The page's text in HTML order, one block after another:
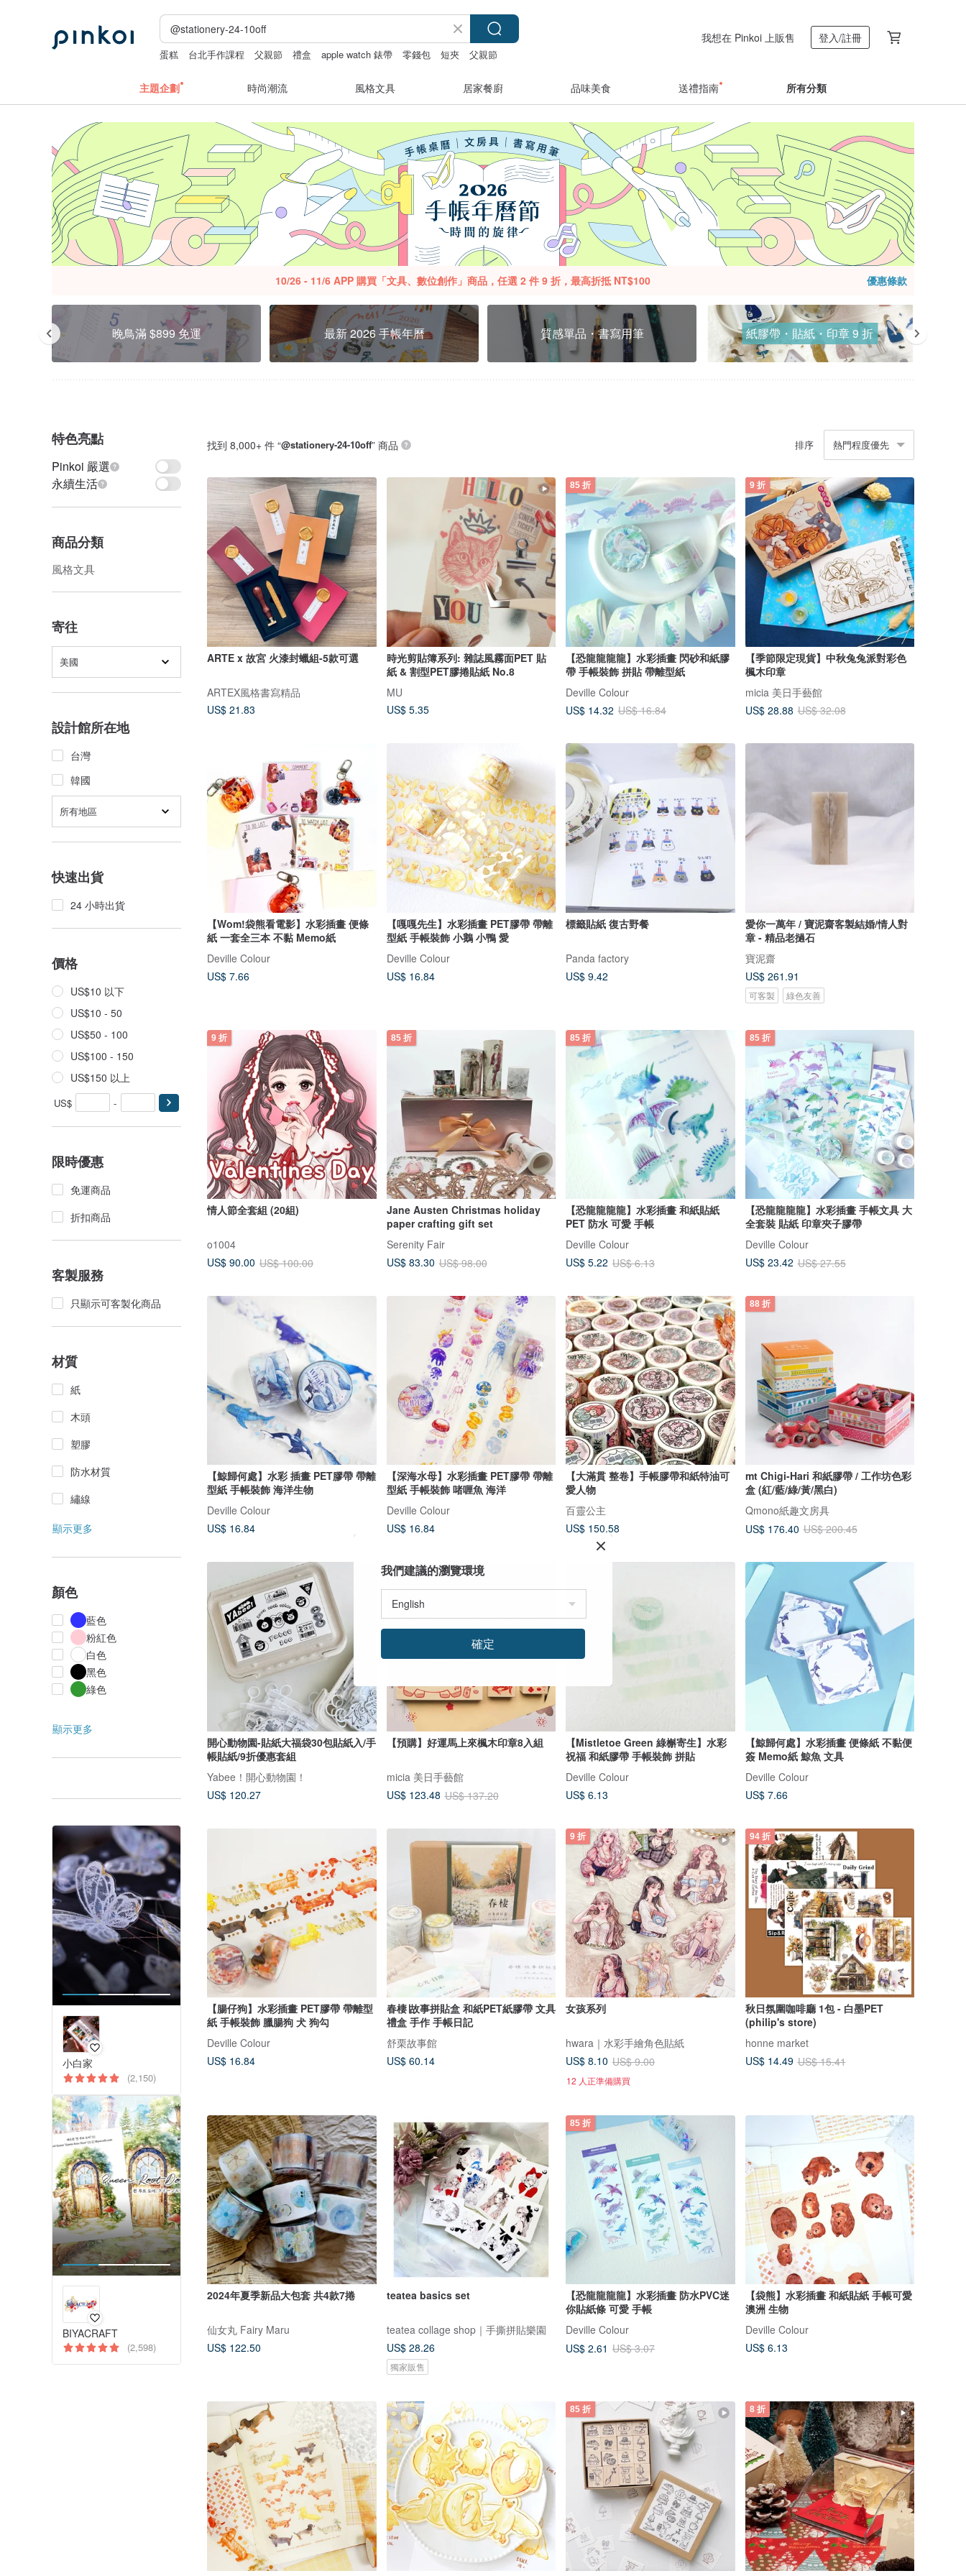
蛋糕 台北手作課程 父親節 禮盒 apple watch 錶帶 零錢包 短夾 父親節
我想在 Pinkoi 上販售 登入/註冊
主題企劃 時尚潮流 風格文具 居家餐廚 品味美食 送禮指南 所有分類
10/26 - 11/6 APP 購買「文具、數位創作」商品，任選 2 件 9 折，最高折抵 NT$100 優惠條款
晚鳥滿 $899 免運 最新 2026 手帳年曆 質感單品・書寫用筆 紙膠帶・貼紙・印章 9 折
特色亮點
Pinkoi 嚴選
永續生活
商品分類
風格文具
寄往
美國
設計館所在地
台灣
韓國
所有地區
快速出貨
24 小時出貨
價格
US$10 以下
US$10 - 50
US$50 - 100
US$100 - 150
US$150 以上
US$ -
限時優惠
免運商品
折扣商品
客製服務
只顯示可客製化商品
材質
紙
木頭
塑膠
防水材質
繡線
顯示更多
顏色
藍色
粉紅色
白色
黑色
綠色
顯示更多
小白家
(2,150)
BIYACRAFT
(2,598)
找到 8,000+ 件 “@stationery-24-10off” 商品 排序 熱門程度優先
ARTE x 故宮 火漆封蠟組-5款可選
ARTEX風格書寫精品
US$ 21.83
時光剪貼簿系列: 雜誌風霧面PET 貼
紙 & 割型PET膠捲貼紙 No.8
MU
US$ 5.35
85 折
【恐龍龍龍龍】水彩插畫 閃砂和紙膠
帶 手帳裝飾 拼貼 帶離型紙
Deville Colour
US$ 14.32 US$ 16.84
9 折
【季節限定現貨】中秋兔兔派對彩色
楓木印章
micia 美日手藝館
US$ 28.88 US$ 32.08
【Wom!袋熊看電影】水彩插畫 便條
紙 一套全三本 不黏 Memo紙
Deville Colour
US$ 7.66
【嘎嘎先生】水彩插畫 PET膠帶 帶離
型紙 手帳裝飾 小鵝 小鴨 愛
Deville Colour
US$ 16.84
標籤貼紙 復古野餐
Panda factory
US$ 9.42
愛你一萬年 / 寶泥齋客製結婚/情人對
章 - 精品老撾石
寶泥齋
US$ 261.91
可客製 綠色友善
9 折
情人節全套組 (20組)
o1004
US$ 90.00 US$ 100.00
85 折
Jane Austen Christmas holiday
paper crafting gift set
Serenity Fair
US$ 83.30 US$ 98.00
85 折
【恐龍龍龍龍】水彩插畫 和紙貼紙
PET 防水 可愛 手帳
Deville Colour
US$ 5.22 US$ 6.13
85 折
【恐龍龍龍龍】水彩插畫 手帳文具 大
全套裝 貼紙 印章夾子膠帶
Deville Colour
US$ 23.42 US$ 27.55
【鯨歸何處】水彩 插畫 PET膠帶 帶離
型紙 手帳裝飾 海洋生物
Deville Colour
US$ 16.84
【深海水母】水彩插畫 PET膠帶 帶離
型紙 手帳裝飾 啫喱魚 海洋
Deville Colour
US$ 16.84
【大滿貫 整卷】手帳膠帶和紙特油可
愛人物
百靈公主
US$ 150.58
88 折
mt Chigi-Hari 和紙膠帶 / 工作坊色彩
盒 (紅/藍/綠/黃/黑白)
Qmono紙趣文房具
US$ 176.40 US$ 200.45
開心動物園-貼紙大福袋30包貼紙入/手
帳貼紙/9折優惠套組
Yabee！開心動物園！
US$ 120.27
9 折
【預購】好運馬上來楓木印章8入組
micia 美日手藝館
US$ 123.48 US$ 137.20
【Mistletoe Green 綠槲寄生】水彩
祝福 和紙膠帶 手帳裝飾 拼貼
Deville Colour
US$ 6.13
【鯨歸何處】水彩插畫 便條紙 不黏便
簽 Memo紙 鯨魚 文具
Deville Colour
US$ 7.66
【腸仔狗】水彩插畫 PET膠帶 帶離型
紙 手帳裝飾 臘腸狗 犬 狗勾
Deville Colour
US$ 16.84
春棲∣故事拼貼盒 和紙PET紙膠帶 文具
禮盒 手作 手帳日記
舒栗故事館
US$ 60.14
9 折
女孩系列
hwara｜水彩手繪角色貼紙
US$ 8.10 US$ 9.00
12 人正準備購買
94 折
秋日氛圍咖啡廳 1包 - 白墨PET
(philip's store)
honne market
US$ 14.49 US$ 15.41
2024年夏季新品大包套 共4款7捲
仙女丸 Fairy Maru
US$ 122.50
teatea basics set
teatea collage shop｜手撕拼貼樂園
US$ 28.26
獨家販售
85 折
【恐龍龍龍龍】水彩插畫 防水PVC迷
你貼紙條 可愛 手帳
Deville Colour
US$ 2.61 US$ 3.07
【袋熊】水彩插畫 和紙貼紙 手帳可愛
澳洲 生物
Deville Colour
US$ 6.13
85 折 8 折
我們建議的瀏覽環境
確定